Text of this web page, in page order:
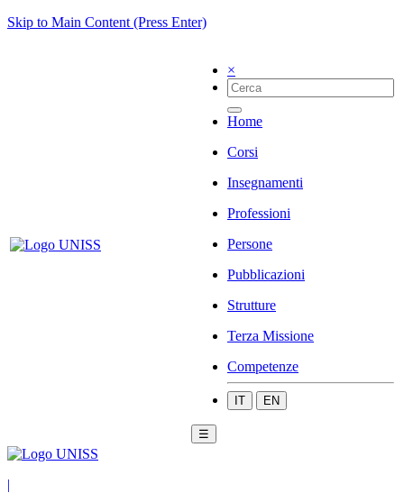
Skip to Main Content (Press Enter)
×
Home
Corsi
Insegnamenti
Professioni
Persone
Pubblicazioni
Strutture
Terza Missione
Competenze
IT EN
☰
|